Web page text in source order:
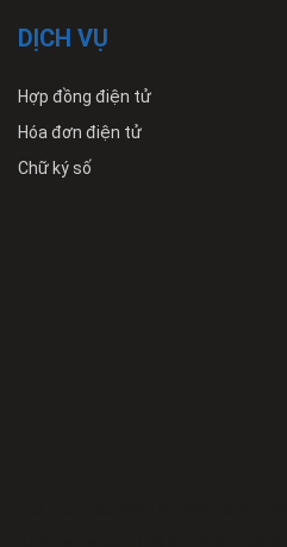
DỊCH VỤ
Hợp đồng điện tử
Hóa đơn điện tử
Chữ ký số